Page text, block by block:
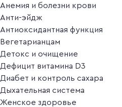
Анемия и болезни крови
Анти-эйдж
Антиоксидантная функция
Вегетарианцам
Детокс и очищение
Дефицит витамина D3
Диабет и контроль сахара
Дыхательная система
Женское здоровье